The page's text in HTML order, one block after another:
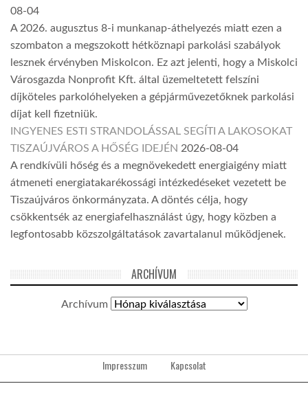
08-04
A 2026. augusztus 8-i munkanap-áthelyezés miatt ezen a
szombaton a megszokott hétköznapi parkolási szabályok
lesznek érvényben Miskolcon. Ez azt jelenti, hogy a Miskolci
Városgazda Nonprofit Kft. által üzemeltetett felszíni
díjköteles parkolóhelyeken a gépjárművezetőknek parkolási
díjat kell fizetniük.
INGYENES ESTI STRANDOLÁSSAL SEGÍTI A LAKOSOKAT
TISZAÚJVÁROS A HŐSÉG IDEJÉN 2026-08-04
A rendkívüli hőség és a megnövekedett energiaigény miatt
átmeneti energiatakarékossági intézkedéseket vezetett be
Tiszaújváros önkormányzata. A döntés célja, hogy
csökkentsék az energiafelhasználást úgy, hogy közben a
legfontosabb közszolgáltatások zavartalanul működjenek.
ARCHÍVUM
Archívum
Impresszum Kapcsolat